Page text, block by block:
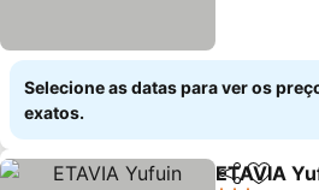
Selecione as datas para ver os
exatos.
Partilhar
ETAVIA